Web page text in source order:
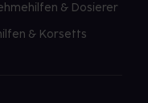
& Dosierer
& Korsetts